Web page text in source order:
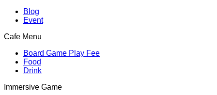
Blog
Event
Cafe Menu
Board Game Play Fee
Food
Drink
Immersive Game